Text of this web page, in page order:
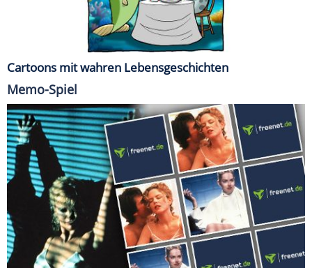
Cartoons mit wahren Lebensgeschichten
Memo-Spiel